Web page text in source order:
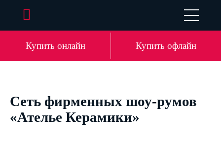
DE LV
Купить онлайн Купить офлайн
Сеть фирменных шоу-румов
«Ателье Керамики»